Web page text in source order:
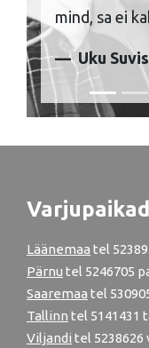
mind, sa ei
Uku
Läänemaa tel
Pärnu tel 5246705
Saaremaa tel
Tallinn tel 5141431
Viljandi tel 5238626